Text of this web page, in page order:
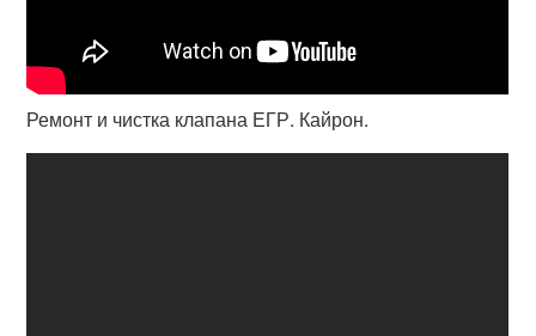
Ремонт и чистка клапана ЕГР. Кайрон.